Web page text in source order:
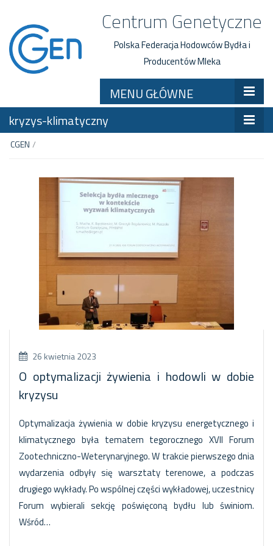
Centrum Genetyczne
Polska Federacja Hodowców Bydła i
Producentów Mleka
MENU GŁÓWNE
kryzys-klimatyczny
CGEN /
26 kwietnia 2023
O optymalizacji żywienia i hodowli w dobie
kryzysu
Optymalizacja żywienia w dobie kryzysu energetycznego i
klimatycznego była tematem tegorocznego XVII Forum
Zootechniczno-Weterynaryjnego. W trakcie pierwszego dnia
wydarzenia odbyły się warsztaty terenowe, a podczas
drugiego wykłady. Po wspólnej części wykładowej, uczestnicy
Forum wybierali sekcję poświęconą bydłu lub świniom.
Wśród…